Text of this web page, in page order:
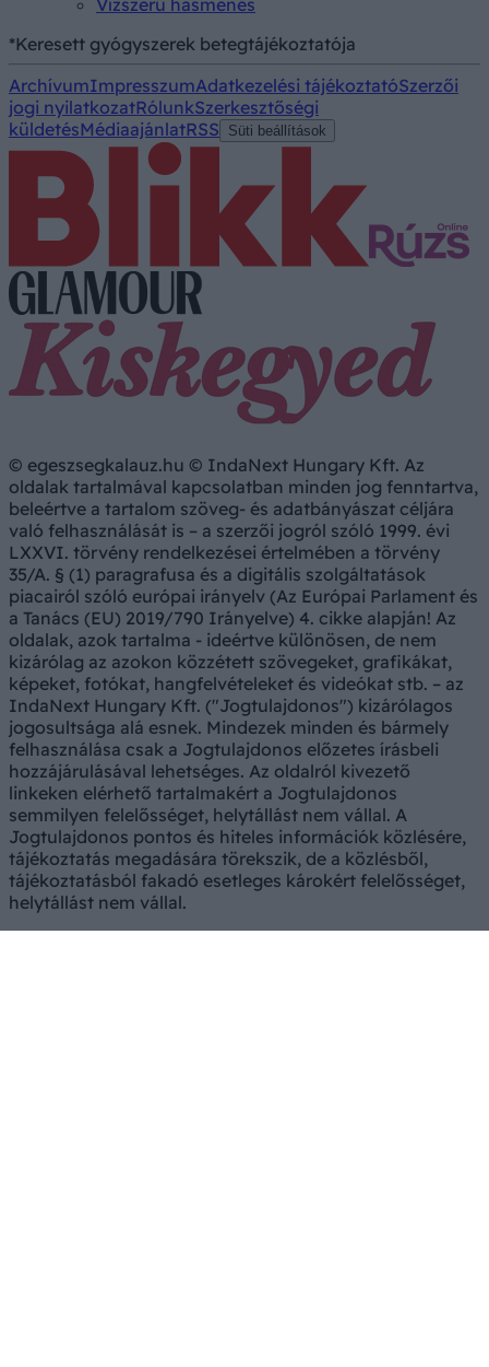
*Keresett gyógyszerek betegtájékoztatója
ArchívumImpresszumAdatkezelési tájékoztatóSzerzői
jogi nyilatkozatRólunkSzerkesztőségi
küldetésMédiaajánlatRSS Süti beállítások
© egeszsegkalauz.hu © IndaNext Hungary Kft. Az
oldalak tartalmával kapcsolatban minden jog fenntartva,
beleértve a tartalom szöveg- és adatbányászat céljára
való felhasználását is – a szerzői jogról szóló 1999. évi
LXXVI. törvény rendelkezései értelmében a törvény
35/A. § (1) paragrafusa és a digitális szolgáltatások
piacairól szóló európai irányelv (Az Európai Parlament és
a Tanács (EU) 2019/790 Irányelve) 4. cikke alapján! Az
oldalak, azok tartalma - ideértve különösen, de nem
kizárólag az azokon közzétett szövegeket, grafikákat,
képeket, fotókat, hangfelvételeket és videókat stb. – az
IndaNext Hungary Kft. ("Jogtulajdonos") kizárólagos
jogosultsága alá esnek. Mindezek minden és bármely
felhasználása csak a Jogtulajdonos előzetes írásbeli
hozzájárulásával lehetséges. Az oldalról kivezető
linkeken elérhető tartalmakért a Jogtulajdonos
semmilyen felelősséget, helytállást nem vállal. A
Jogtulajdonos pontos és hiteles információk közlésére,
tájékoztatás megadására törekszik, de a közlésből,
tájékoztatásból fakadó esetleges károkért felelősséget,
helytállást nem vállal.